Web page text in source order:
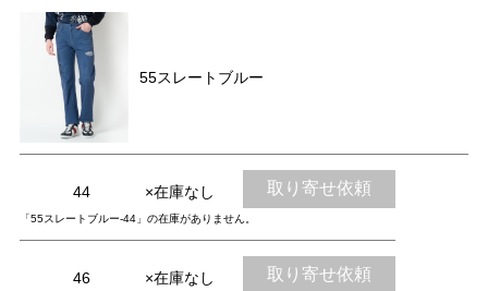
55スレートブルー
44 ×在庫なし 取り寄せ依頼
「55スレートブルー-44」の在庫がありません。
46 ×在庫なし 取り寄せ依頼